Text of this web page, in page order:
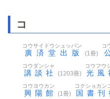
コ
廣済堂出版
コウサイドウシュッパン
(1冊)
コ
講談社
コウダンシャ
(1203冊) 光風
コウフウ
興陽館
コウヨウカン
(1冊) 国書刊
コクショカン